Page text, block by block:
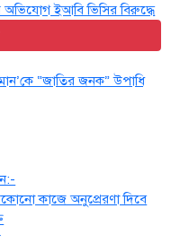
অভিযোগ ইআবি ভিসির বিরুদ্ধে
“জাতির জনক” উপাধি
কাজে অনুপ্রেরণা দিবে